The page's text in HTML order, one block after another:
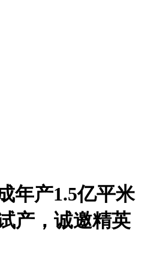
年产1.5亿平米
产，诚邀精英